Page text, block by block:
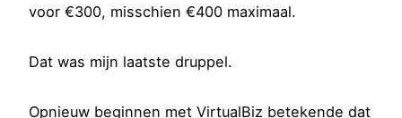
voor €300, misschien €400 maximaal.
Dat was mijn laatste druppel.
Opnieuw beginnen met VirtualBiz betekende dat